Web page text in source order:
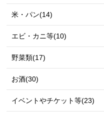
米・パン(14)
エビ・カニ等(10)
野菜類(17)
お酒(30)
イベントやチケット等(23)